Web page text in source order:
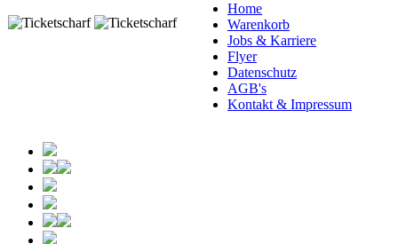
Home
Warenkorb
Jobs & Karriere
Flyer
Datenschutz
AGB's
Kontakt & Impressum